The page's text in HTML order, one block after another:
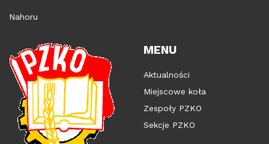
Nahoru
MENU
Aktualności
Miejscowe koła
Zespoły PZKO
Sekcje PZKO